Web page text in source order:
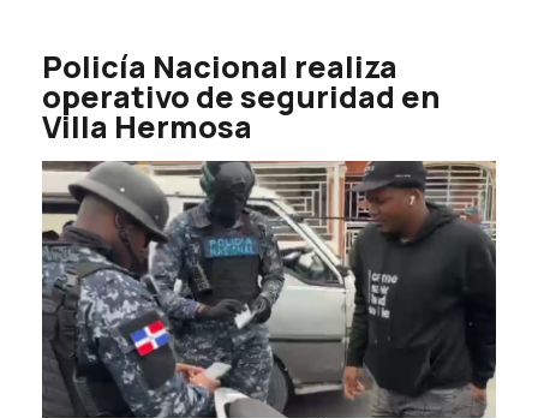
Policía Nacional realiza
operativo de seguridad en
Villa Hermosa